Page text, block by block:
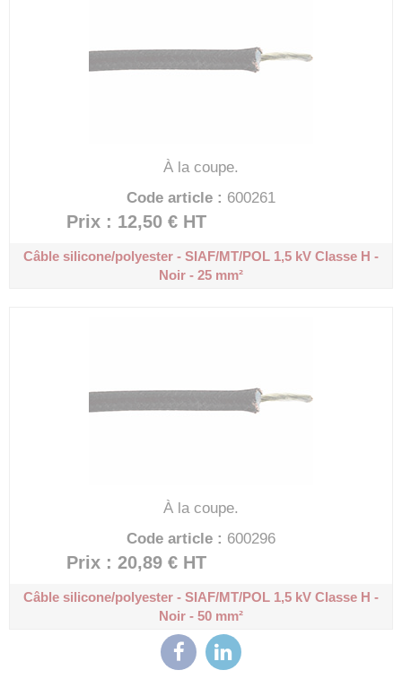
À la coupe.
Code article : 600261
Prix : 12,50 € HT
Câble silicone/polyester - SIAF/MT/POL 1,5 kV Classe H -
Noir - 25 mm²
À la coupe.
Code article : 600296
Prix : 20,89 € HT
Câble silicone/polyester - SIAF/MT/POL 1,5 kV Classe H -
Noir - 50 mm²